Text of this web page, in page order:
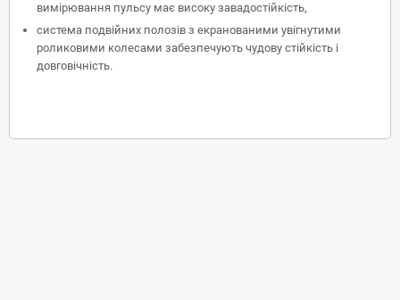
вимірювання пульсу має високу завадостійкість,
система подвійних полозів з екранованими увігнутими
роликовими колесами забезпечують чудову стійкість і
довговічність.